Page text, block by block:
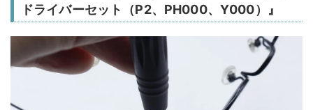
ドライバーセット（P2、PH000、Y000）』